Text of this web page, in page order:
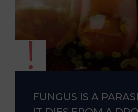
FUNGUS IS A